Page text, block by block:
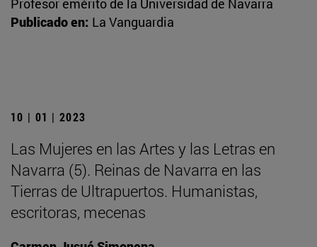
Profesor emérito de la Universidad de Navarra
Publicado en: La Vanguardia
10 | 01 | 2023
Las Mujeres en las Artes y las Letras en
Navarra (5). Reinas de Navarra en las
Tierras de Ultrapuertos. Humanistas,
escritoras, mecenas